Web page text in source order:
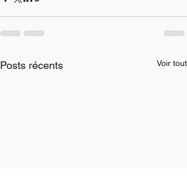
Posts récents Voir tout